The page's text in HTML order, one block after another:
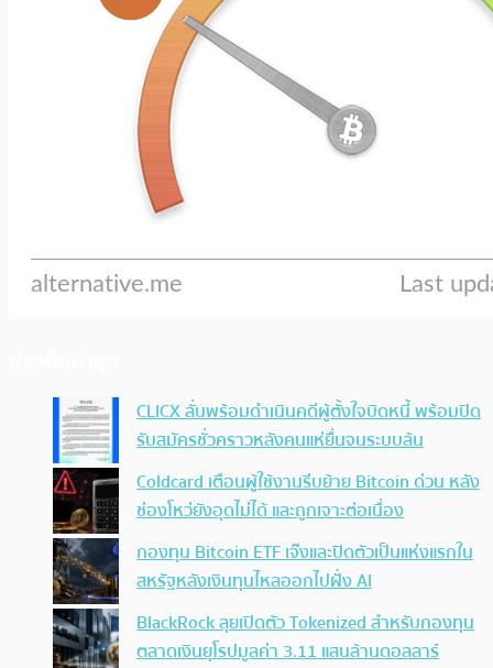
CLICX ลั่นพร้อมดำเนินคดีผู้ตั้งใจบิดหนี้ พร้อมปิด
รับสมัครชั่วคราวหลังคนแห่ยื่นจนระบบล้น
Coldcard เตือนผู้ใช้งานรีบย้าย Bitcoin ด่วน หลัง
ช่องโหว่ยังอุดไม่ได้ และถูกเจาะต่อเนื่อง
กองทุน Bitcoin ETF เจ๊งและปิดตัวเป็นแห่งแรกใน
สหรัฐหลังเงินทุนไหลออกไปฝั่ง AI
BlackRock ลุยเปิดตัว Tokenized สำหรับกองทุน
ตลาดเงินยุโรปมูลค่า 3.11 แสนล้านดอลลาร์